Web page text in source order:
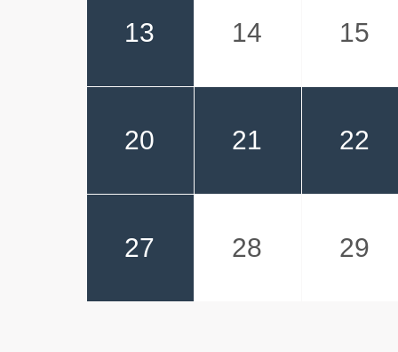
13 14 15
20 21 22
27 28 29